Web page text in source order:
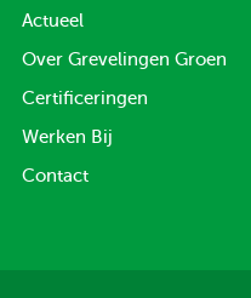
Actueel
Over Grevelingen Groen
Certificeringen
Werken Bij
Contact